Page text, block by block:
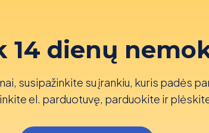
14 dienų
susipažinkite su įrankiu, kuris padės
el. parduotuvę, parduokite ir